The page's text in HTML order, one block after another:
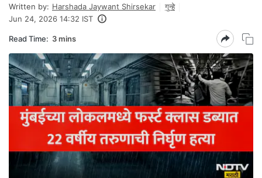
Written by: Harshada Jaywant Shirsekar
गुन्हे
Jun 24, 2026 14:32 IST
Read Time: 3 mins